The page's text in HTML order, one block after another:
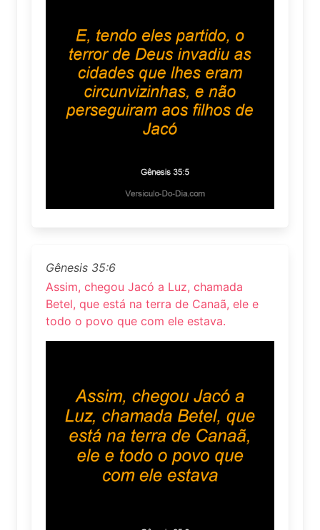
Gênesis 35:6
Assim, chegou Jacó a Luz, chamada
Betel, que está na terra de Canaã, ele e
todo o povo que com ele estava.